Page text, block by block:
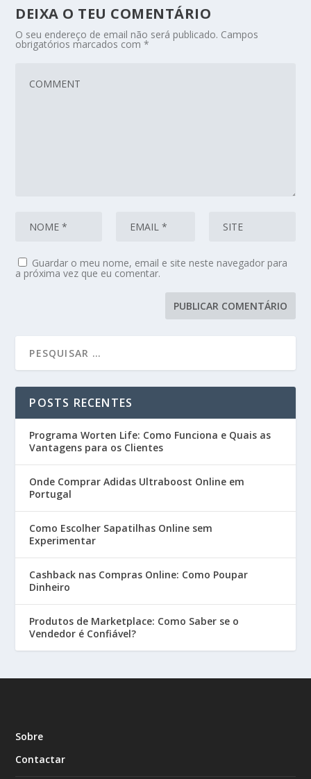
DEIXA O TEU COMENTÁRIO
O seu endereço de email não será publicado. Campos
obrigatórios marcados com*
Guardar o meu nome, email e site neste navegador para
a próxima vez que eu comentar.
POSTS RECENTES
Programa Worten Life: Como Funciona e Quais as
Vantagens para os Clientes
Onde Comprar Adidas Ultraboost Online em
Portugal
Como Escolher Sapatilhas Online sem
Experimentar
Cashback nas Compras Online: Como Poupar
Dinheiro
Produtos de Marketplace: Como Saber se o
Vendedor é Confiável?
Sobre
Contactar